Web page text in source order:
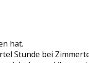
hat.
Stunde bei